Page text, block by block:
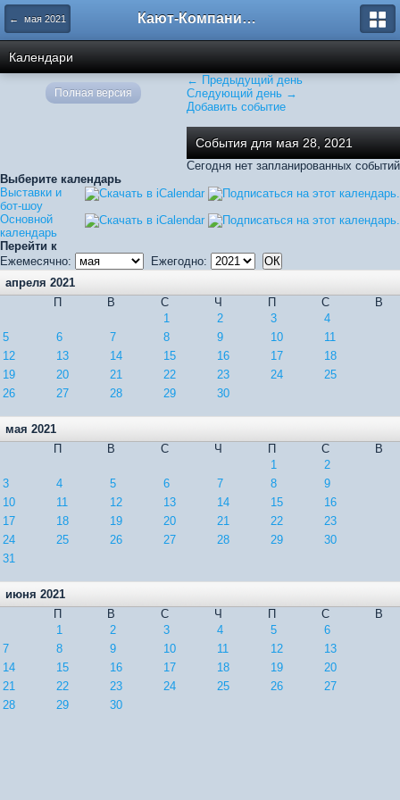
← мая 2021 Кают-Компания "Катера и Яхты"
Календари
← Предыдущий день
Следующий день →
Добавить событие
События для мая 28, 2021
Сегодня нет запланированных событий
Выберите календарь
Выставки и
бот-шоу
Основной
календарь
Перейти к
Ежемесячно:
Ежегодно:
апреля 2021
П
В С Ч П С
В
1
2 3
4
5
6 7 8 9 10
11
12
13 14 15 16 17
18
19
20 21 22 23 24
25
26
27 28 29 30
мая 2021
П
В С Ч П С
В
1
2
3
4 5 6 7 8
9
10
11 12 13 14 15
16
17
18 19 20 21 22
23
24
25 26 27 28 29
30
31
июня 2021
П
В С Ч П С
В
1
2 3 4 5
6
7
8 9 10 11 12
13
14
15 16 17 18 19
20
21
22 23 24 25 26
27
28
29 30
Полная версия